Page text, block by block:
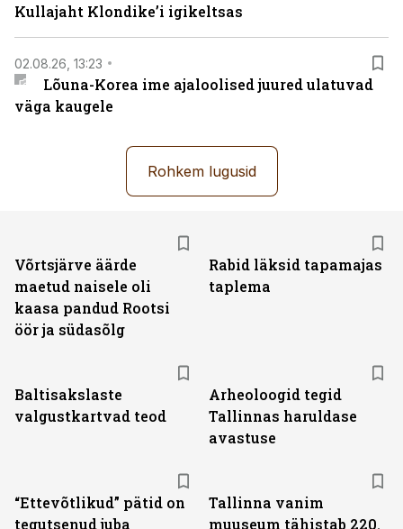
Kullajaht Klondike’i igikeltsas
02.08.26, 13:23
Lõuna-Korea ime ajaloolised juured ulatuvad
väga kaugele
Rohkem lugusid
Võrtsjärve äärde
maetud naisele oli
kaasa pandud Rootsi
öör ja südasõlg
Rabid läksid tapamajas
taplema
Baltisakslaste
valgustkartvad teod
Arheoloogid tegid
Tallinnas haruldase
avastuse
“Ettevõtlikud” pätid on
tegutsenud juba
Tallinna vanim
muuseum tähistab 220.